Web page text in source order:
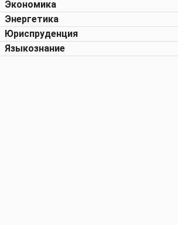
Экономика
Энергетика
Юриспруденция
Языкознание